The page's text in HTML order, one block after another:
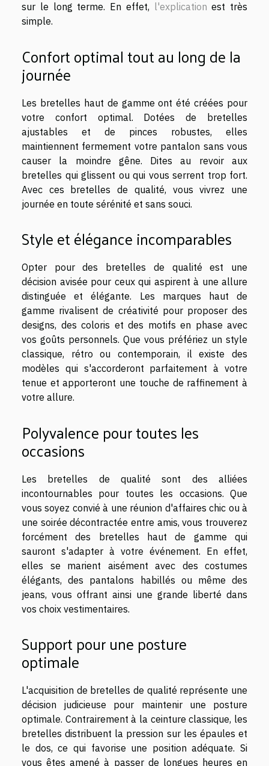
sur le long terme. En effet, l'explication est très
simple.
Confort optimal tout au long de la
journée
Les bretelles haut de gamme ont été créées pour
votre confort optimal. Dotées de bretelles
ajustables et de pinces robustes, elles
maintiennent fermement votre pantalon sans vous
causer la moindre gêne. Dites au revoir aux
bretelles qui glissent ou qui vous serrent trop fort.
Avec ces bretelles de qualité, vous vivrez une
journée en toute sérénité et sans souci.
Style et élégance incomparables
Opter pour des bretelles de qualité est une
décision avisée pour ceux qui aspirent à une allure
distinguée et élégante. Les marques haut de
gamme rivalisent de créativité pour proposer des
designs, des coloris et des motifs en phase avec
vos goûts personnels. Que vous préfériez un style
classique, rétro ou contemporain, il existe des
modèles qui s'accorderont parfaitement à votre
tenue et apporteront une touche de raffinement à
votre allure.
Polyvalence pour toutes les
occasions
Les bretelles de qualité sont des alliées
incontournables pour toutes les occasions. Que
vous soyez convié à une réunion d'affaires chic ou à
une soirée décontractée entre amis, vous trouverez
forcément des bretelles haut de gamme qui
sauront s'adapter à votre événement. En effet,
elles se marient aisément avec des costumes
élégants, des pantalons habillés ou même des
jeans, vous offrant ainsi une grande liberté dans
vos choix vestimentaires.
Support pour une posture
optimale
L'acquisition de bretelles de qualité représente une
décision judicieuse pour maintenir une posture
optimale. Contrairement à la ceinture classique, les
bretelles distribuent la pression sur les épaules et
le dos, ce qui favorise une position adéquate. Si
vous êtes amené à passer de longues heures en